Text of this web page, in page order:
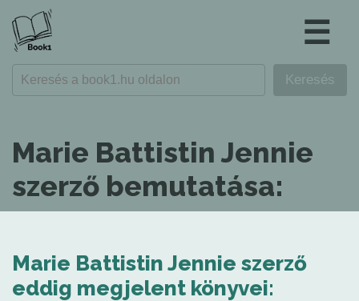
☰
Marie Battistin Jennie
szerző bemutatása:
Marie Battistin Jennie szerző
eddig megjelent könyvei: